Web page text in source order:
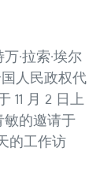
·拉索·埃尔
国人民政权代
11 月 2 日上
敏的邀请于
的工作访